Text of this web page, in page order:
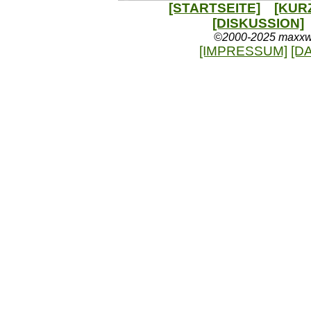
[STARTSEITE]
[DISKUSSION]
©2000-2025
[IMPRESSUM]